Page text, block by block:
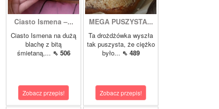
Ciasto Ismena –...
Ciasto Ismena na dużą
blachę z bitą
śmietaną,... ⇖ 506
Zobacz przepis!
MEGA PUSZYSTA...
Ta drożdżówka wyszła
tak puszysta, że ciężko
było... ⇖ 489
Zobacz przepis!